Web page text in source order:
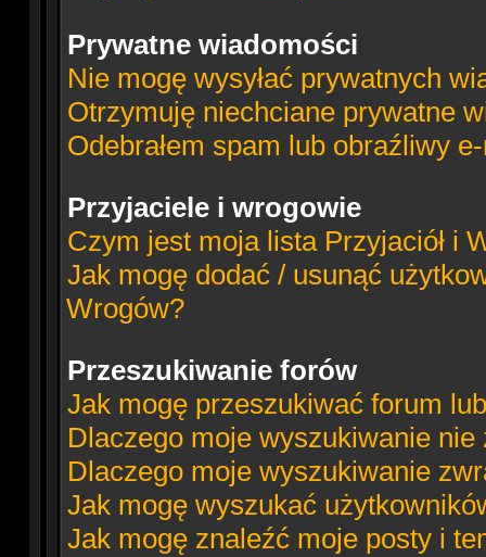
Prywatne wiadomości
Nie mogę wysyłać prywatnych
Otrzymuję niechciane prywatne
Odebrałem spam lub obraźliwy
Przyjaciele i wrogowie
Czym jest moja lista Przyjaciół i
Jak mogę dodać / usunąć
Wrogów?
Przeszukiwanie forów
Jak mogę przeszukiwać forum
Dlaczego moje wyszukiwanie
Dlaczego moje wyszukiwanie
Jak mogę wyszukać
Jak mogę znaleźć moje posty i